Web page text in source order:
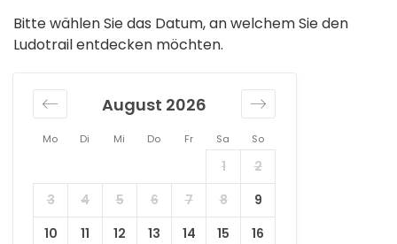
Bitte wählen Sie das Datum, an welchem Sie den
Ludotrail entdecken möchten.
Mo Di Mi Do Fr Sa So
August 2026
1
2
3
4 5 6 7 8
9
10
11 12 13 14 15
16